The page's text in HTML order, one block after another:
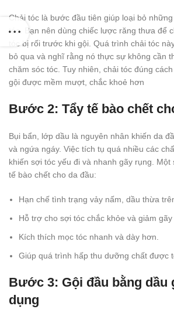
Chải tóc là bước đầu tiên giúp loại bỏ
tóc. Bạn nên dùng chiếc lược răng thưa để
tóc bị rối trước khi gội. Quá trình chải tóc
bỏ qua và nghĩ rằng nó thực sự không cần
chăm sóc tóc. Tuy nhiên, chải tóc đúng
gội được mềm mượt, chắc khoẻ hơn
Bước 2: Tẩy tế bào chết
Bụi bẩn, lớp dầu là nguyên nhân khiến da
và ngứa ngáy. Việc tích tụ quá nhiều các
khiến sợi tóc yếu đi và nhanh gãy rụng. Một
tế bào chết cho da đầu:
Hạn chế tình trạng vảy nấm, dầu thừa
Hỗ trợ cho sợi tóc chắc khỏe và giảm gãy
Kích thích mọc tóc nhanh và dày hơn.
Giúp quá trình hấp thu dưỡng chất được
Bước 3: Gội đầu bằng dầu
dụng